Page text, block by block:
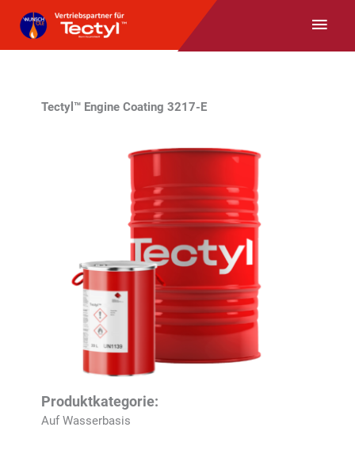
Inhalt
springen
Tectyl™ Engine Coating 3217-E
Produktkategorie:
Auf Wasserbasis